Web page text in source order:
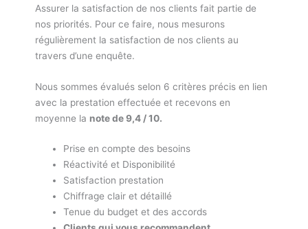
Assurer la satisfaction de nos clients fait partie de
nos priorités. Pour ce faire, nous mesurons
régulièrement la satisfaction de nos clients au
travers d’une enquête.
Nous sommes évalués selon 6 critères précis en lien
avec la prestation effectuée et recevons en
moyenne la note de 9,4 / 10.
Prise en compte des besoins
Réactivité et Disponibilité
Satisfaction prestation
Chiffrage clair et détaillé
Tenue du budget et des accords